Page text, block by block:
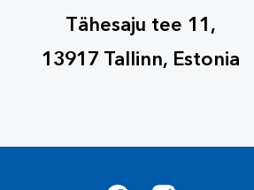
Tähesaju tee 11,
13917 Tallinn, Estonia